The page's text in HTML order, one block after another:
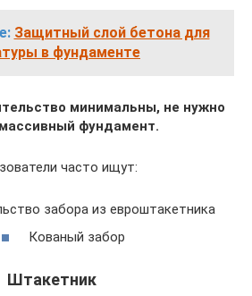
Защитный слой бетона для
в фундаменте
минимальны, не нужно
фундамент.
часто ищут:
забора из евроштакетника
Кованый забор
Штакетник